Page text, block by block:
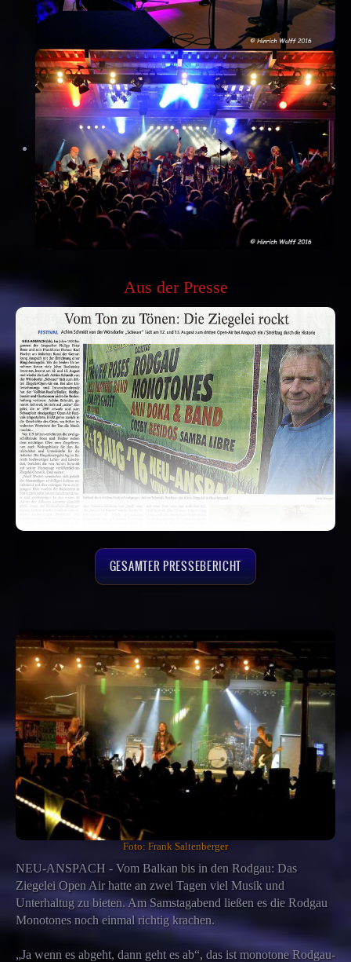
Aus der Presse
GESAMTER PRESSEBERICHT
Foto: Frank Saltenberger
NEU-ANSPACH - Vom Balkan bis in den Rodgau: Das
Ziegelei Open Air hatte an zwei Tagen viel Musik und
Unterhaltug zu bieten. Am Samstagabend ließen es die Rodgau
Monotones noch einmal richtig krachen.
„Ja wenn es abgeht, dann geht es ab“, das ist monotone Rodgau-